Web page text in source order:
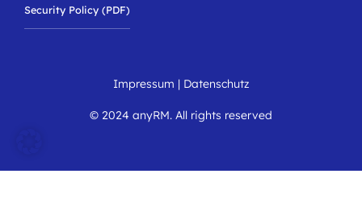
Security Policy (PDF)
Impressum | Datenschutz
© 2024 anyRM. All rights reserved